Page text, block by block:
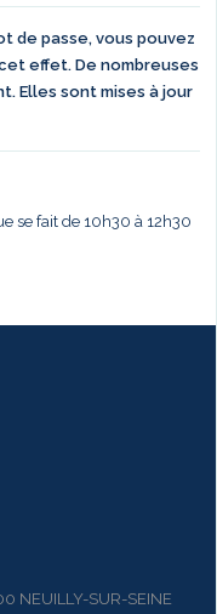
de passe, vous pouvez
effet. De nombreuses
Elles sont mises à jour
se fait de 10h30 à 12h30
SUR-SEINE